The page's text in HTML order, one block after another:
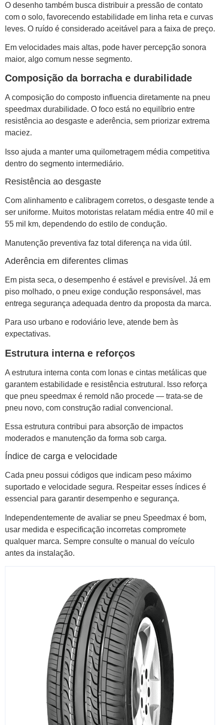
O desenho também busca distribuir a pressão de contato
com o solo, favorecendo estabilidade em linha reta e curvas
leves. O ruído é considerado aceitável para a faixa de preço.
Em velocidades mais altas, pode haver percepção sonora
maior, algo comum nesse segmento.
Composição da borracha e durabilidade
A composição do composto influencia diretamente na pneu
speedmax durabilidade. O foco está no equilíbrio entre
resistência ao desgaste e aderência, sem priorizar extrema
maciez.
Isso ajuda a manter uma quilometragem média competitiva
dentro do segmento intermediário.
Resistência ao desgaste
Com alinhamento e calibragem corretos, o desgaste tende a
ser uniforme. Muitos motoristas relatam média entre 40 mil e
55 mil km, dependendo do estilo de condução.
Manutenção preventiva faz total diferença na vida útil.
Aderência em diferentes climas
Em pista seca, o desempenho é estável e previsível. Já em
piso molhado, o pneu exige condução responsável, mas
entrega segurança adequada dentro da proposta da marca.
Para uso urbano e rodoviário leve, atende bem às
expectativas.
Estrutura interna e reforços
A estrutura interna conta com lonas e cintas metálicas que
garantem estabilidade e resistência estrutural. Isso reforça
que pneu speedmax é remold não procede — trata-se de
pneu novo, com construção radial convencional.
Essa estrutura contribui para absorção de impactos
moderados e manutenção da forma sob carga.
Índice de carga e velocidade
Cada pneu possui códigos que indicam peso máximo
suportado e velocidade segura. Respeitar esses índices é
essencial para garantir desempenho e segurança.
Independentemente de avaliar se pneu Speedmax é bom,
usar medida e especificação incorretas compromete
qualquer marca. Sempre consulte o manual do veículo
antes da instalação.